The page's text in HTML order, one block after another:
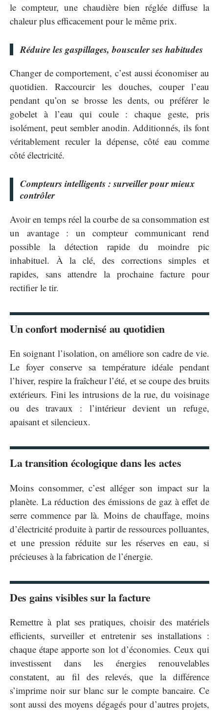
le compteur, une chaudière bien réglée diffuse la
chaleur plus efficacement pour le même prix.
Réduire les gaspillages, bousculer ses habitudes
Changer de comportement, c’est aussi économiser au
quotidien. Raccourcir les douches, couper l’eau
pendant qu’on se brosse les dents, ou préférer le
gobelet à l’eau qui coule : chaque geste, pris
isolément, peut sembler anodin. Additionnés, ils font
véritablement reculer la dépense, côté eau comme
côté électricité.
Compteurs intelligents : surveiller pour mieux
contrôler
Avoir en temps réel la courbe de sa consommation est
un avantage : un compteur communicant rend
possible la détection rapide du moindre pic
inhabituel. À la clé, des corrections simples et
rapides, sans attendre la prochaine facture pour
rectifier le tir.
Un confort modernisé au quotidien
En soignant l’isolation, on améliore son cadre de vie.
Le foyer conserve sa température idéale pendant
l’hiver, respire la fraîcheur l’été, et se coupe des bruits
extérieurs. Fini les intrusions de la rue, du voisinage
ou des travaux : l’intérieur devient un refuge,
apaisant et silencieux.
La transition écologique dans les actes
Moins consommer, c’est alléger son impact sur la
planète. La réduction des émissions de gaz à effet de
serre commence par là. Moins de chauffage, moins
d’électricité produite à partir de ressources polluantes,
et une pression réduite sur les réserves en eau, si
précieuses à la fabrication de l’énergie.
Des gains visibles sur la facture
Remettre à plat ses pratiques, choisir des matériels
efficients, surveiller et entretenir ses installations :
chaque étape apporte son lot d’économies. Ceux qui
investissent dans les énergies renouvelables
constatent, au fil des relevés, que la différence
s’imprime noir sur blanc sur le compte bancaire. Ce
sont aussi des moyens dégagés pour d’autres projets,